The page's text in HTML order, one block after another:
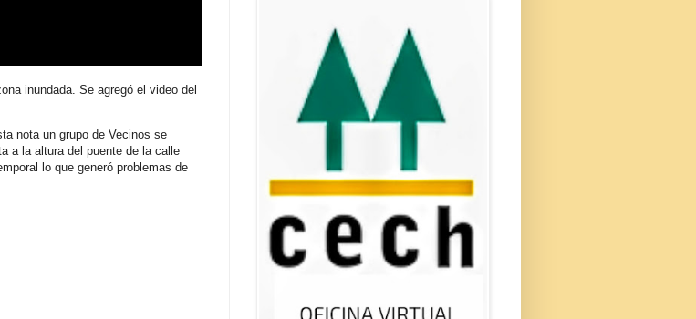
inundada. Se agregó el video del
nota un grupo de Vecinos se
a la altura del puente de la calle
lo que generó problemas de